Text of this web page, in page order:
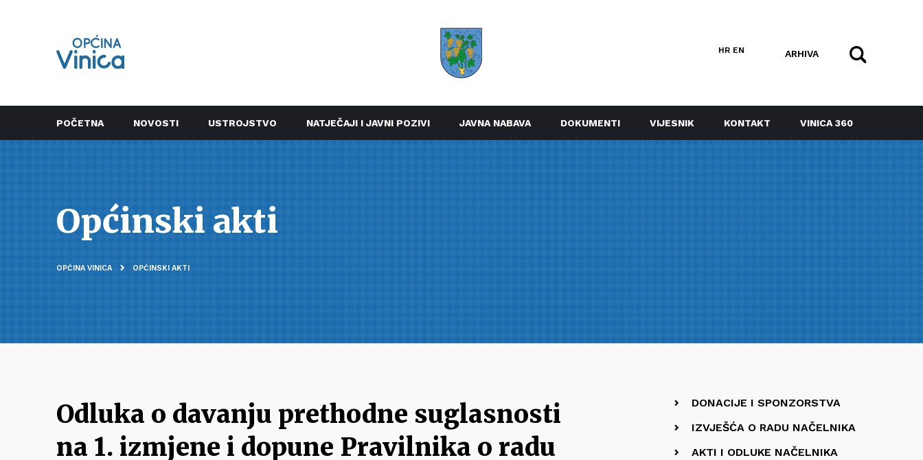
HR EN ARHIVA
POČETNA NOVOSTI USTROJSTVO NATJEČAJI I JAVNI POZIVI JAVNA NABAVA DOKUMENTI VIJESNIK KONTAKT VINICA 360
Općinski akti
OPĆINA VINICA OPĆINSKI AKTI
Odluka o davanju prethodne suglasnosti
na 1. izmjene i dopune Pravilnika o radu
DONACIJE I SPONZORSTVA
IZVJEŠĆA O RADU NAČELNIKA
AKTI I ODLUKE NAČELNIKA